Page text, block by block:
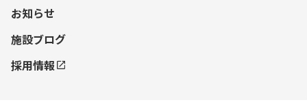
お知らせ
施設ブログ
採用情報